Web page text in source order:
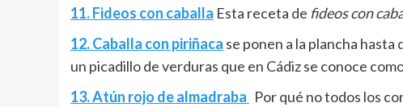
11. Fideos con caballa Esta receta de fideos con
12. Caballa con piriñaca se ponen a la plancha
un picadillo de verduras que en Cádiz se conoce como
13. Atún rojo de almadraba Por qué no todos los